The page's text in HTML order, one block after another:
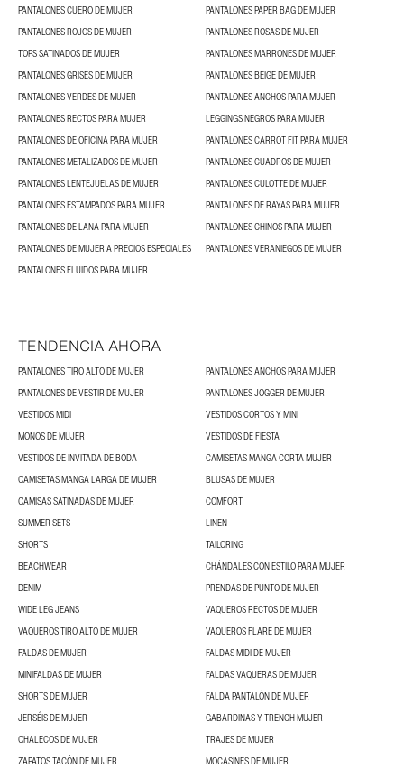
PANTALONES CUERO DE MUJER
PANTALONES PAPER BAG DE MUJER
PANTALONES ROJOS DE MUJER
PANTALONES ROSAS DE MUJER
TOPS SATINADOS DE MUJER
PANTALONES MARRONES DE MUJER
PANTALONES GRISES DE MUJER
PANTALONES BEIGE DE MUJER
PANTALONES VERDES DE MUJER
PANTALONES ANCHOS PARA MUJER
PANTALONES RECTOS PARA MUJER
LEGGINGS NEGROS PARA MUJER
PANTALONES DE OFICINA PARA MUJER
PANTALONES CARROT FIT PARA MUJER
PANTALONES METALIZADOS DE MUJER
PANTALONES CUADROS DE MUJER
PANTALONES LENTEJUELAS DE MUJER
PANTALONES CULOTTE DE MUJER
PANTALONES ESTAMPADOS PARA MUJER
PANTALONES DE RAYAS PARA MUJER
PANTALONES DE LANA PARA MUJER
PANTALONES CHINOS PARA MUJER
PANTALONES DE MUJER A PRECIOS ESPECIALES
PANTALONES VERANIEGOS DE MUJER
PANTALONES FLUIDOS PARA MUJER
TENDENCIA AHORA
PANTALONES TIRO ALTO DE MUJER
PANTALONES ANCHOS PARA MUJER
PANTALONES DE VESTIR DE MUJER
PANTALONES JOGGER DE MUJER
VESTIDOS MIDI
VESTIDOS CORTOS Y MINI
MONOS DE MUJER
VESTIDOS DE FIESTA
VESTIDOS DE INVITADA DE BODA
CAMISETAS MANGA CORTA MUJER
CAMISETAS MANGA LARGA DE MUJER
BLUSAS DE MUJER
CAMISAS SATINADAS DE MUJER
COMFORT
SUMMER SETS
LINEN
SHORTS
TAILORING
BEACHWEAR
CHÁNDALES CON ESTILO PARA MUJER
DENIM
PRENDAS DE PUNTO DE MUJER
WIDE LEG JEANS
VAQUEROS RECTOS DE MUJER
VAQUEROS TIRO ALTO DE MUJER
VAQUEROS FLARE DE MUJER
FALDAS DE MUJER
FALDAS MIDI DE MUJER
MINIFALDAS DE MUJER
FALDAS VAQUERAS DE MUJER
SHORTS DE MUJER
FALDA PANTALÓN DE MUJER
JERSÉIS DE MUJER
GABARDINAS Y TRENCH MUJER
CHALECOS DE MUJER
TRAJES DE MUJER
ZAPATOS TACÓN DE MUJER
MOCASINES DE MUJER